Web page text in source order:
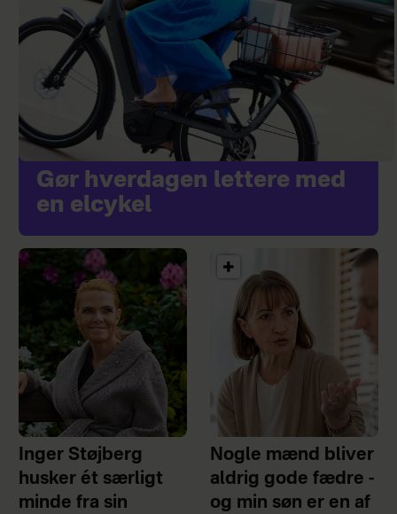
Gør hverdagen lettere med
en elcykel
Inger Støjberg
husker ét særligt
minde fra sin
Nogle mænd bliver
aldrig gode fædre -
og min søn er en af